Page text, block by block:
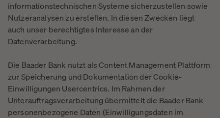
informationstechnischen Systeme sicherzustellen sowie
Nutzeranalysen zu erstellen. In diesen Zwecken liegt
auch unser berechtigtes Interesse an der
Datenverarbeitung.
Die Baader Bank nutzt als Content Management Plattform
zur Speicherung und Dokumentation der Cookie-
Einwilligungen Usercentrics. Im Rahmen der
Unterauftragsverarbeitung übermittelt die Baader Bank
personenbezogene Daten (Einwilligungsdaten im